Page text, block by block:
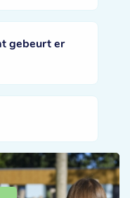
gebeurt er